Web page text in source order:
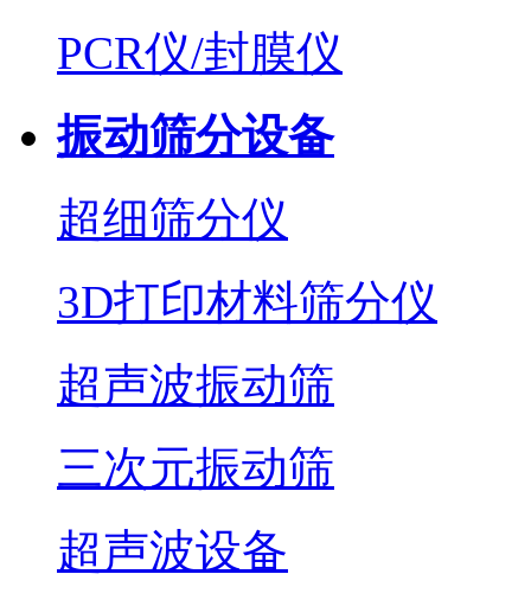
PCR仪/封膜仪
振动筛分设备
超细筛分仪
3D打印材料筛分仪
超声波振动筛
三次元振动筛
超声波设备